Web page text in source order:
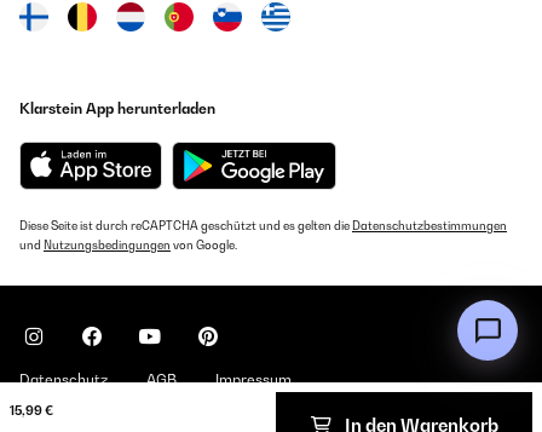
15,99 €
In den Warenkorb
Klarstein App herunterladen
Diese Seite ist durch reCAPTCHA geschützt und es gelten die Datenschutzbestimmungen
und Nutzungsbedingungen von Google.
Datenschutz AGB Impressum
Copyright © 2026 Klarstein. All rights reserved